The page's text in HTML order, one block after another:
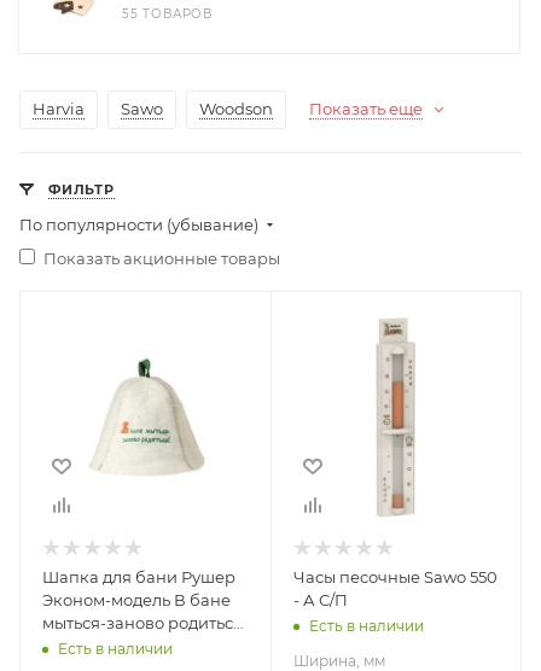
55 ТОВАРОВ
Harvia Sawo Woodson Показать еще
ФИЛЬТР
По популярности (убывание)
Показать акционные товары
Глубина, мм
Высота, мм
270
Материал
Войлок
Шапка для бани Рушер
Эконом-модель В бане
мыться-заново родиться!
НП с/п
Есть в наличии
Ширина, мм
200
Производитель
Часы песочные Sawo 550
- А С/П
Есть в наличии
Ширина, мм